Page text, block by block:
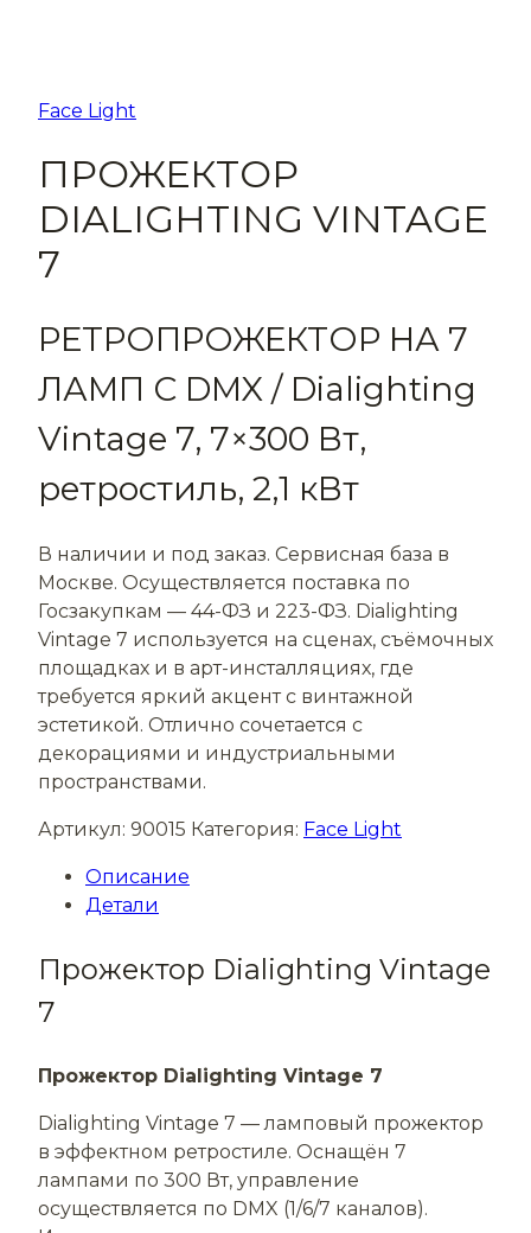
Face Light
ПРОЖЕКТОР
DIALIGHTING VINTAGE
7
РЕТРОПРОЖЕКТОР НА 7
ЛАМП С DMX / Dialighting
Vintage 7, 7×300 Вт,
ретростиль, 2,1 кВт
В наличии и под заказ. Сервисная база в
Москве. Осуществляется поставка по
Госзакупкам — 44-ФЗ и 223-ФЗ. Dialighting
Vintage 7 используется на сценах, съёмочных
площадках и в арт-инсталляциях, где
требуется яркий акцент с винтажной
эстетикой. Отлично сочетается с
декорациями и индустриальными
пространствами.
Артикул: 90015 Категория: Face Light
Описание
Детали
Прожектор Dialighting Vintage
7
Прожектор Dialighting Vintage 7
Dialighting Vintage 7 — ламповый прожектор
в эффектном ретростиле. Оснащён 7
лампами по 300 Вт, управление
осуществляется по DMX (1/6/7 каналов).